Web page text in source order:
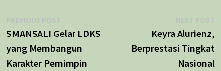
Navigasi
pos
PREVIOUS POSTPrevious
post:
SMANSALI Gelar LDKS
yang Membangun
Karakter Pemimpin
NEXT POST
Keyra Alurienz,
Berprestasi Tingkat
Nasional